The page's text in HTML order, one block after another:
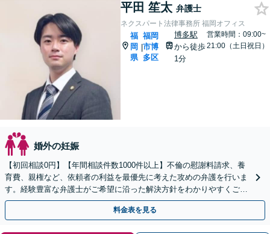
平田 笙太 弁護士
ネクスパート法律事務所 福岡オフィス
福
岡
県
|
福岡
市博
多区
博多駅
から徒歩
1分
営業時間：09:00~
21:00（土日祝日）
婚外の妊娠
【初回相談0円】【年間相談件数1000件以上】不倫の慰謝料請求、養
育費、親権など、依頼者の利益を最優先に考えた攻めの弁護を行いま
す。経験豊富な弁護士がご希望に沿った解決方針をわかりやすくご提
案します。お気軽にお問合せ下さい。
料金表を見る